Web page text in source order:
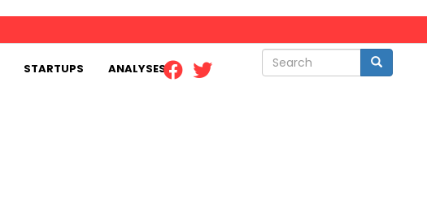
Search Search
STARTUPS
ANALYSES